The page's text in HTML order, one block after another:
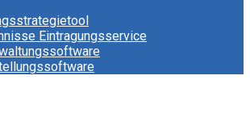
Eintragungsservice